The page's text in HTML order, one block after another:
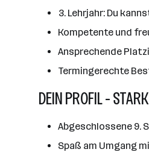
3. Lehrjahr: Du
Kompetente und
Ansprechende
Termingerechte
DEIN PROFIL -
Abgeschlossene 9.
Spaß am Umgang